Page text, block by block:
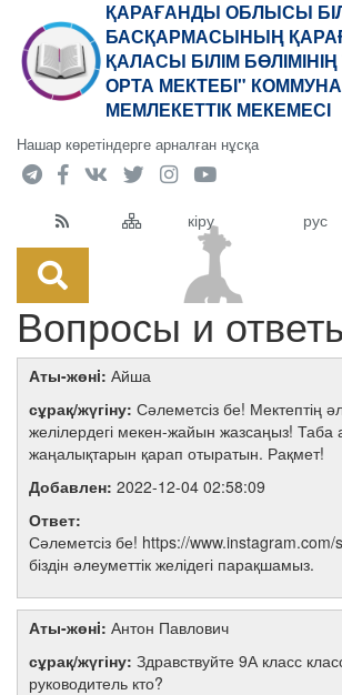
ҚАРАҒАНДЫ ОБЛЫСЫ
БАСҚАРМАСЫНЫҢ
ҚАЛАСЫ БІЛІМ БӨЛІМІНІҢ
ОРТА МЕКТЕБІ"
МЕМЛЕКЕТТІК МЕКЕМЕСІ
Нашар көретіндерге арналған нұсқа
кіру рус
Вопросы и
Аты-жөнi: Айша
сұрақ/жүгіну: Сәлеметсіз бе! Мектептің
желілердегі мекен-жайын жазсаңыз!
жаңалықтарын қарап отыратын. Рақмет!
Добавлен: 2022-12-04 02:58:09
Ответ:
Сәлеметсіз бе! https://
біздін әлеуметтік желідегі парақшамыз.
Аты-жөнi: Антон Павлович
сұрақ/жүгіну: Здравствуйте 9А класс
руководитель кто?